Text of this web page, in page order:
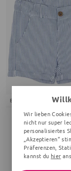
BIO
VILLERVALLA
Shorts
Streifen, weiß, hellblau
25,95 €
Wir lieben
nicht nur super
personalisiertes
„Akzeptieren“
Präferenzen,
kannst du hier